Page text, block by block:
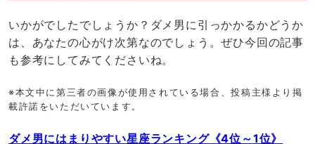
いかがでしたでしょうか？ダメ男に引っかかるかどうか
は、あなたの心がけ次第なのでしょう。ぜひ今回の記事
も参考にしてみてくださいね。
※本文中に第三者の画像が使用されている場合、投稿主様より掲
載許諾をいただいています。
ダメ男にはまりやすい星座ランキング《4位～1位》